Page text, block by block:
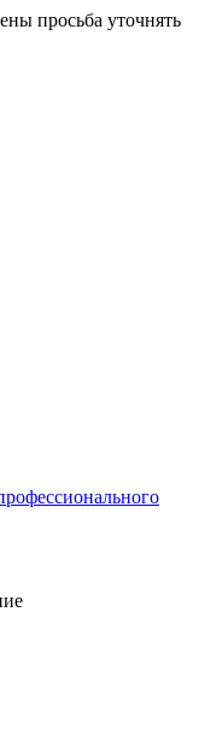
просьба уточнять